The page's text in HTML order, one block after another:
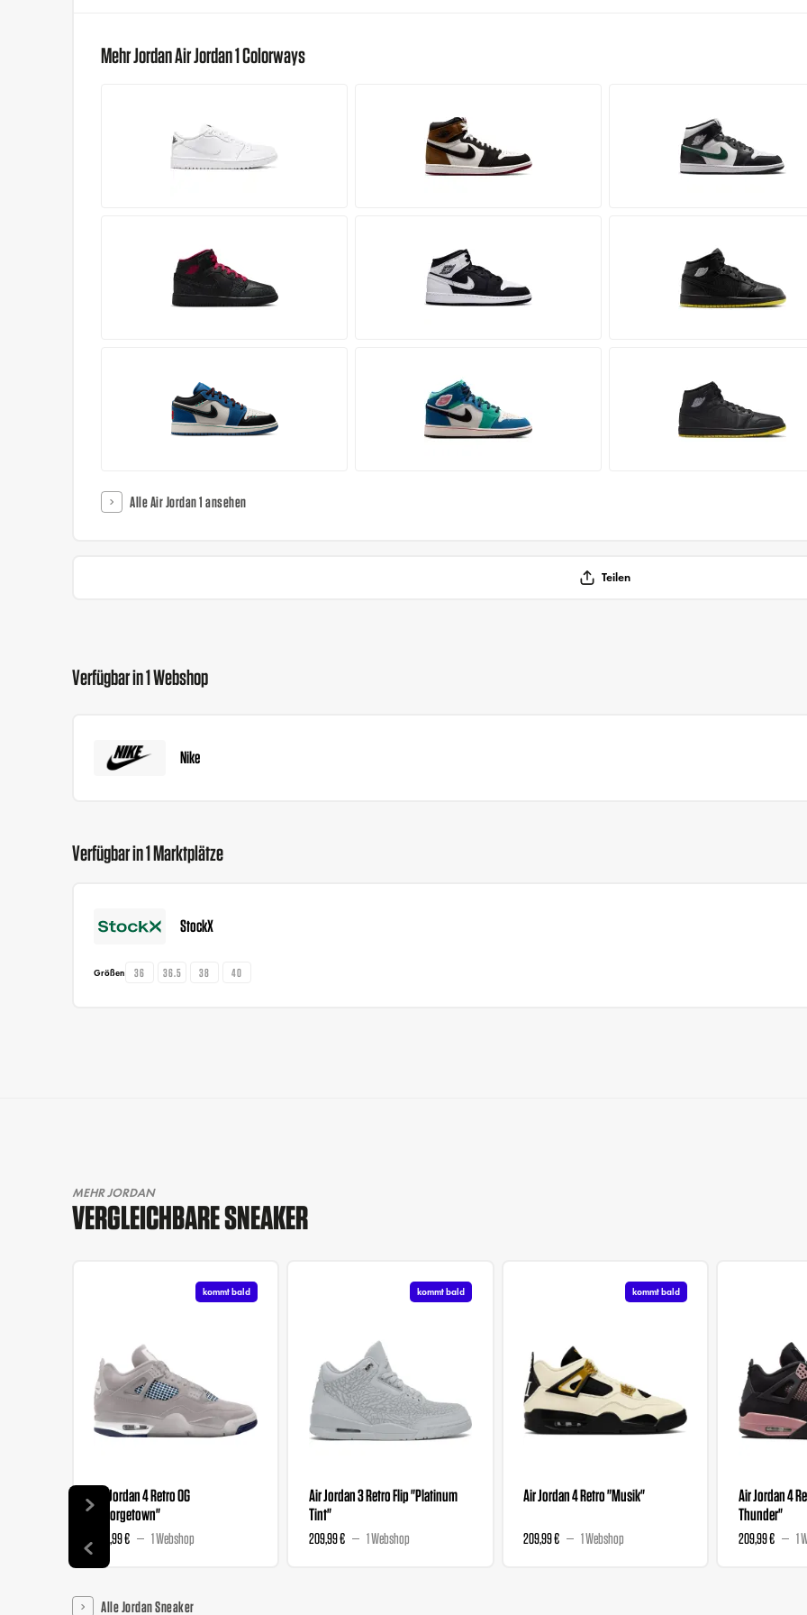
Mehr Jordan Air Jordan 1 Colorways
Alle Air Jordan 1 ansehen
Teilen
Verfügbar in 1 Webshop
Nike
Verfügbar in 1 Marktplätze
StockX
Größen 36 36.5 38 40
MEHR JORDAN
VERGLEICHBARE SNEAKER
kommt bald
Air Jordan 4 Retro OG
"Georgetown"
209,99 € 1 Webshop
kommt bald
Air Jordan 3 Retro Flip "Platinum
Tint"
209,99 € 1 Webshop
kommt bald
Air Jordan 4 Retro "Musik"
209,99 € 1 Webshop
Air Jordan 4
Thunder"
209,99 € 1
Alle Jordan Sneaker